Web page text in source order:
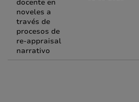
docente en
noveles a
través de
procesos de
re-appraisal
narrativo